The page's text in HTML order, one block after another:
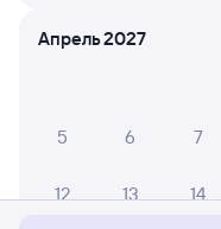
Мы используем
Апрель 2027
5 6 7
12 13 14